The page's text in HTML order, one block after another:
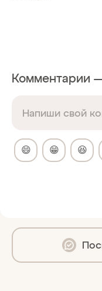
Комментарии
😄 😁 😆